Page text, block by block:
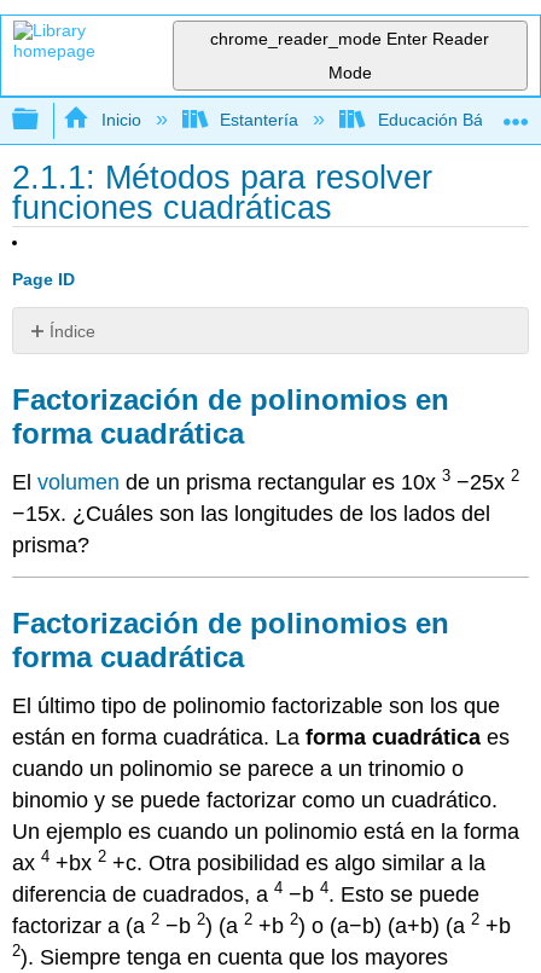
chrome_reader_mode Enter Reader
Mode
Expandir/contraer jerarquía global
Inicio Estantería Educación Básica
2.1.1: Métodos para resolver
funciones cuadráticas
Page ID
Índice
de
polinomios
en
cuadrática
Factorización
de
forma
cuadrática
Ejemplos
Ejemplo
Ejemplo
2
Ejemplo
3
Ejemplo
Respuestas
para
Factorización de polinomios en
forma cuadrática
Elvolumen de un prisma rectangular es 10x3 −25x2
−15x. ¿Cuáles son las longitudes de los lados del
prisma?
Factorización de polinomios en
forma cuadrática
El último tipo de polinomio factorizable son los que
están en forma cuadrática. Laforma cuadrática es
cuando un polinomio se parece a un trinomio o
binomio y se puede factorizar como un cuadrático.
Un ejemplo es cuando un polinomio está en la forma
ax4 +bx2 +c. Otra posibilidad es algo similar a la
diferencia de cuadrados, a4 −b4. Esto se puede
factorizar a (a2 −b2) (a2 +b2) o (a−b) (a+b) (a2 +b
2). Siempre tenga en cuenta que los mayores